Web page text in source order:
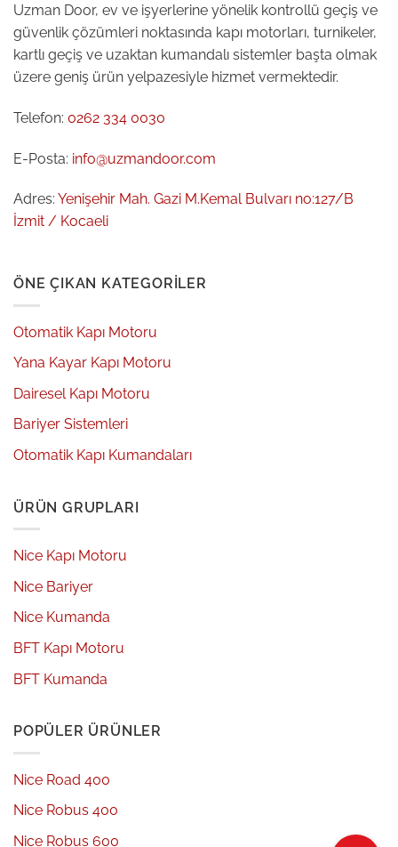
Uzman Door, ev ve işyerlerine yönelik kontrollü geçiş ve
güvenlik çözümleri noktasında kapı motorları, turnikeler,
kartlı geçiş ve uzaktan kumandalı sistemler başta olmak
üzere geniş ürün yelpazesiyle hizmet vermektedir.
Telefon: 0262 334 0030
E-Posta: info@uzmandoor.com
Adres: Yenişehir Mah. Gazi M.Kemal Bulvarı no:127/B
İzmit / Kocaeli
ÖNE ÇIKAN KATEGORILER
Otomatik Kapı Motoru
Yana Kayar Kapı Motoru
Dairesel Kapı Motoru
Bariyer Sistemleri
Otomatik Kapı Kumandaları
ÜRÜN GRUPLARI
Nice Kapı Motoru
Nice Bariyer
Nice Kumanda
BFT Kapı Motoru
BFT Kumanda
POPÜLER ÜRÜNLER
Nice Road 400
Nice Robus 400
Nice Robus 600